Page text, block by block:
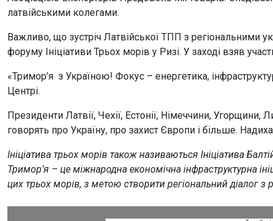
латвійськими колегами.
Важливо, що зустріч Латвійської ТПП з регіональними
форуму Ініціативи Трьох морів у Ризі. У заході взяв
«Тримор’я з Україною! Фокус – енергетика,
Центрі.
Президенти Латвії, Чехії, Естонії, Німеччини,
говорять про Україну, про захист Європи і більше.
Ініціатива трьох морів також називаються Ініціатива
Тримор’я – це міжнародна економічна інфраструктурна
цих трьох морів, з метою створити регіональний діалог з